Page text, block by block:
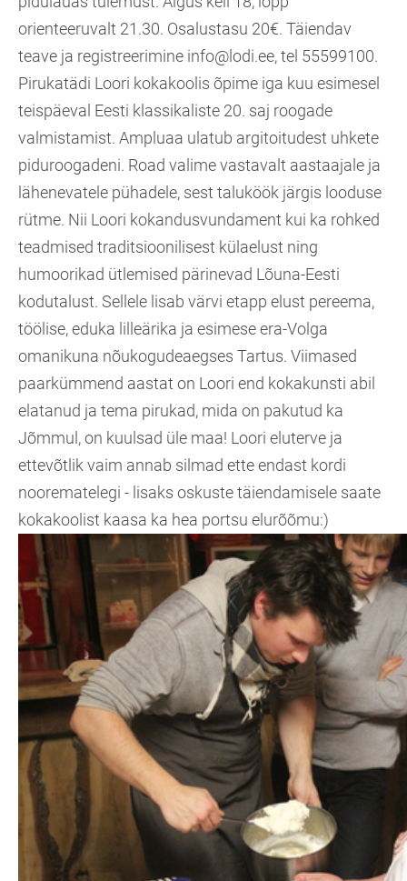
orienteeruvalt 21.30. Osalustasu 20€. Täiendav
teave ja registreerimine info@lodi.ee, tel 55599100.
Pirukatädi Loori kokakoolis õpime iga kuu esimesel
teispäeval Eesti klassikaliste 20. saj roogade
valmistamist. Ampluaa ulatub argitoitudest uhkete
piduroogadeni. Road valime vastavalt aastaajale ja
lähenevatele pühadele, sest taluköök järgis looduse
rütme. Nii Loori kokandusvundament kui ka rohked
teadmised traditsioonilisest külaelust ning
humoorikad ütlemised pärinevad Lõuna-Eesti
kodutalust. Sellele lisab värvi etapp elust pereema,
töölise, eduka lilleärika ja esimese era-Volga
omanikuna nõukogudeaegses Tartus. Viimased
paarkümmend aastat on Loori end kokakunsti abil
elatanud ja tema pirukad, mida on pakutud ka
Jõmmul, on kuulsad üle maa! Loori eluterve ja
ettevõtlik vaim annab silmad ette endast kordi
noorematelegi - lisaks oskuste täiendamisele saate
kokakoolist kaasa ka hea portsu elurõõmu:)